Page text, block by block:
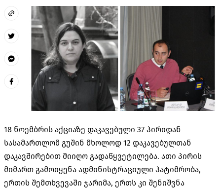
18 ნოემბრის აქციაზე დაკავებული 37 პირიდან
სასამართლომ გუშინ მხოლოდ 12 დაკავებულთან
დაკავშირებით მიიღო გადაწყვეტილება. ათი პირის
მიმართ გამოიყენა ადმინისტრაციული პატიმრობა,
ერთის შემთხვევაში ჯარიმა, ერთს კი შენიშვნა